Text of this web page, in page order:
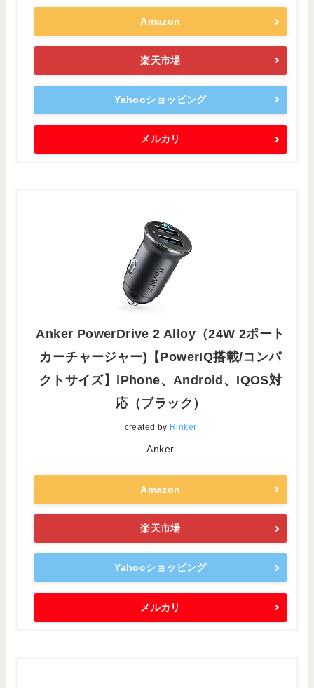
Amazon
楽天市場
Yahooショッピング
メルカリ
Anker PowerDrive 2 Alloy（24W 2ポート
カーチャージャー)【PowerIQ搭載/コンパ
クトサイズ】iPhone、Android、IQOS対
応（ブラック）
created by Rinker
Anker
Amazon
楽天市場
Yahooショッピング
メルカリ